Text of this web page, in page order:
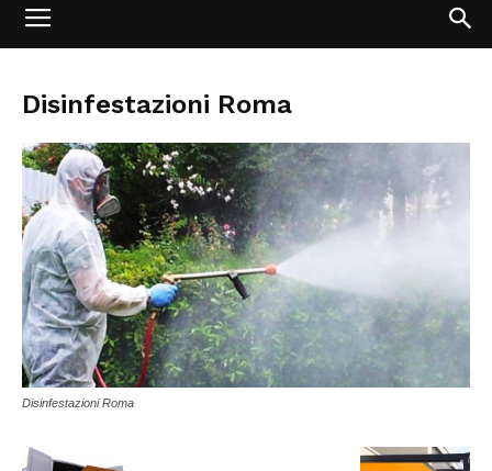
Disinfestazioni Roma
Disinfestazioni Roma